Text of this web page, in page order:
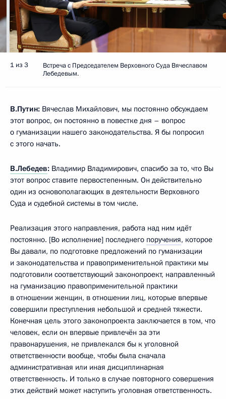
1 из 3
Встреча с Председателем Верховного Суда Вячеславом
Лебедевым.
В.Путин: Вячеслав Михайлович, мы постоянно обсуждаем
этот вопрос, он постоянно в повестке дня – вопрос
о гуманизации нашего законодательства. Я бы попросил
с этого начать.
В.Лебедев: Владимир Владимирович, спасибо за то, что Вы
этот вопрос ставите первостепенным. Он действительно
один из основополагающих в деятельности Верховного
Суда и судебной системы в том числе.
Реализация этого направления, работа над ним идёт
постоянно. [Во исполнение] последнего поручения, которое
Вы давали, по подготовке предложений по гуманизации
и законодательства и правоприменительной практики мы
подготовили соответствующий законопроект, направленный
на гуманизацию правоприменительной практики
в отношении женщин, в отношении лиц, которые впервые
совершили преступления небольшой и средней тяжести.
Конечная цель этого законопроекта заключается в том, что
человек, если он впервые привлечён за эти
правонарушения, не привлекался бы к уголовной
ответственности вообще, чтобы была сначала
административная или иная дисциплинарная
ответственность. И только в случае повторного совершения
этих действий может наступить уголовная ответственность.